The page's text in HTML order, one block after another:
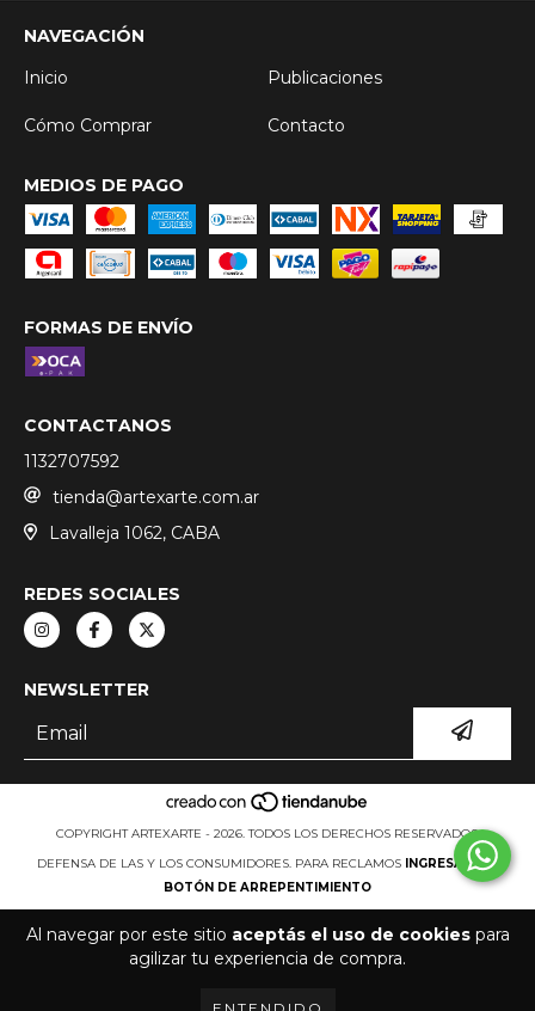
Al navegar por este sitio aceptás el uso de cookiespara
agilizar tu experiencia de compra.
NAVEGACIÓN
Inicio
Publicaciones
Cómo Comprar Contacto
MEDIOS DE PAGO
FORMAS DE ENVÍO
CONTACTANOS
1132707592
tienda@artexarte.com.ar
Lavalleja 1062, CABA
REDES SOCIALES
NEWSLETTER
COPYRIGHT ARTEXARTE - 2026. TODOS LOS DERECHOS RESERVADOS.
DEFENSA DE LAS Y LOS CONSUMIDORES. PARA RECLAMOS INGRESÁ ACÁ.
BOTÓN DE ARREPENTIMIENTO